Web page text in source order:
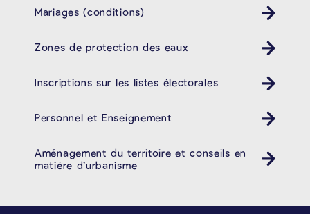
Mariages (conditions)
Zones de protection des eaux
Inscriptions sur les listes électorales
Personnel et Enseignement
Aménagement du territoire et conseils en
matiére d’urbanisme